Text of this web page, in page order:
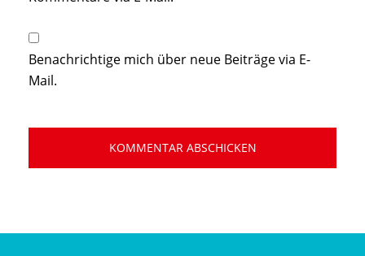
Benachrichtige mich über neue Beiträge via E-
Mail.